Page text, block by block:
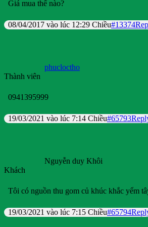
Giá mua thế nào?
08/04/2017 vào lúc 12:29 Chiều#13374
phucloctho
Thành viên
0941395999
19/03/2021 vào lúc 7:14 Chiều#65793
Nguyễn duy Khôi
Khách
Tôi có nguồn thu gom củ khúc khắc yểm
19/03/2021 vào lúc 7:15 Chiều#65794